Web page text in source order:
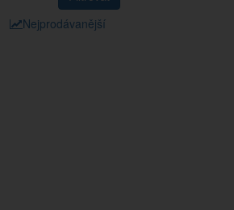
Nejprodávanější